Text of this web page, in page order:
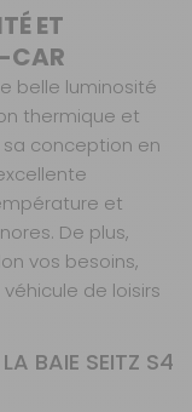
ET
CAR
belle luminosité
thermique et
conception en
et
De plus,
vos besoins,
de loisirs
BAIE SEITZ S4